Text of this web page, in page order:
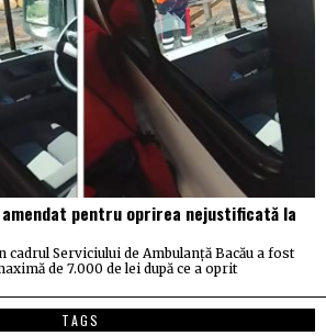
amendat pentru oprirea nejustificată la
cadrul Serviciului de Ambulanță Bacău a fost
de 7.000 de lei după ce a oprit
TAGS